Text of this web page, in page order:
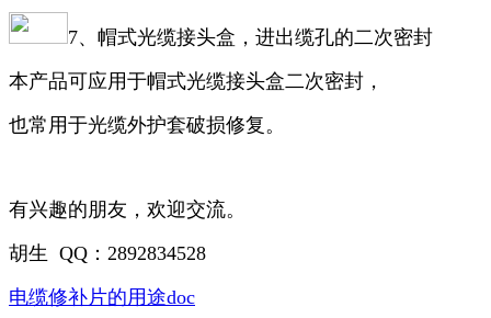
7、帽式光缆接头盒，进出缆孔的二次密封
本产品可应用于帽式光缆接头盒二次密封，
也常用于光缆外护套破损修复。
有兴趣的朋友，欢迎交流。
胡生 QQ：2892834528
电缆修补片的用途doc